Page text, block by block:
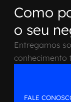
Como
o seu
Entregamos
conhecimento
FALE